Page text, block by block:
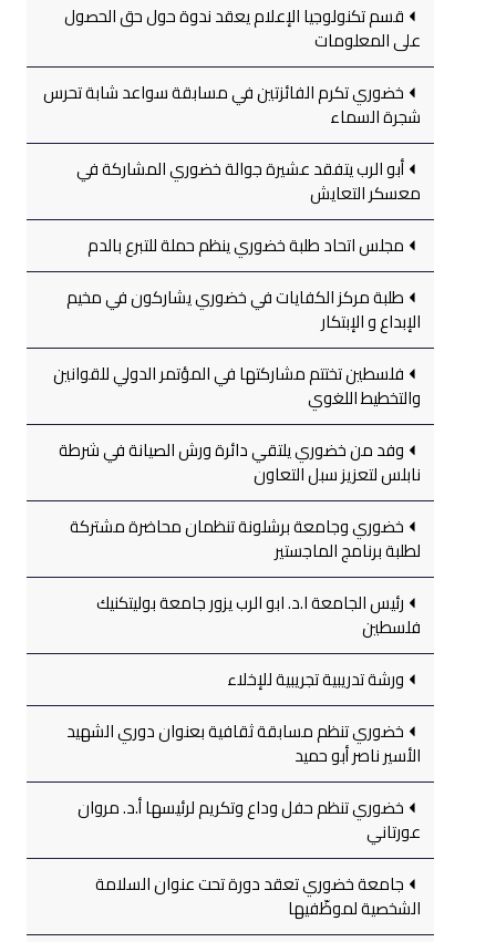
قسم تكنولوجيا الإعلام يعقد ندوة حول حق الحصول
على المعلومات
خضوري تكرم الفائزتين في مسابقة سواعد شابة تحرس
شجرة السماء
أبو الرب يتفقد عشيرة جوالة خضوري المشاركة في
معسكر التعايش
مجلس اتحاد طلبة خضوري ينظم حملة للتبرع بالدم
طلبة مركز الكفايات في خضوري يشاركون في مخيم
الإبداع و الإبتكار
فلسطين تختتم مشاركتها في المؤتمر الدولي للقوانين
والتخطيط اللغوي
وفد من خضوري يلتقي دائرة ورش الصيانة في شرطة
نابلس لتعزيز سبل التعاون
خضوري وجامعة برشلونة تنظمان محاضرة مشتركة
لطلبة برنامج الماجستير
رئيس الجامعة ا.د. ابو الرب يزور جامعة بوليتكنيك
فلسطين
ورشة تدريبية تجريبية للإخلاء
خضوري تنظم مسابقة ثقافية بعنوان دوري الشهيد
الأسير ناصر أبو حميد
خضوري تنظم حفل وداع وتكريم لرئيسها أ.د. مروان
عورتاني
جامعة خضوري تعقد دورة تحت عنوان السلامة
الشخصية لموظّفيها